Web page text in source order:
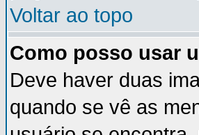
Voltar ao topo
Como posso usar
Deve haver duas
quando se vê as